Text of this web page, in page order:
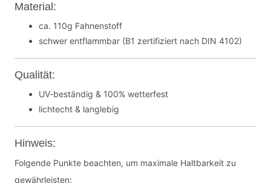
Material:
ca. 110g Fahnenstoff
schwer entflammbar (B1 zertifiziert nach DIN 4102)
Qualität:
UV-beständig & 100% wetterfest
lichtecht & langlebig
Hinweis:
Folgende Punkte beachten, um maximale Haltbarkeit zu
gewährleisten: